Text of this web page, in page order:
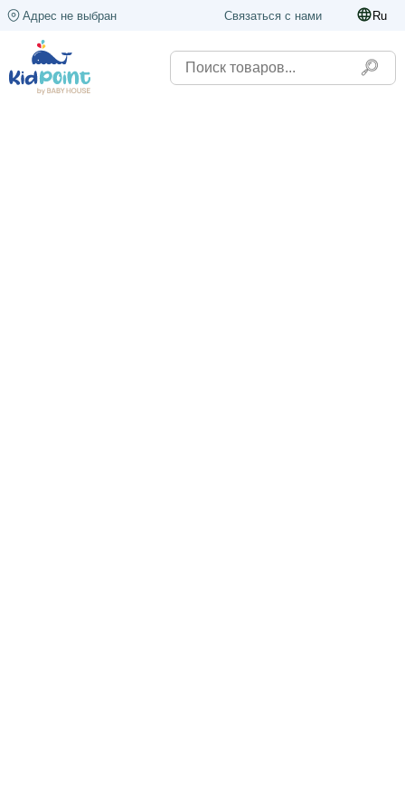
Адрес не выбран Связаться с нами Ru